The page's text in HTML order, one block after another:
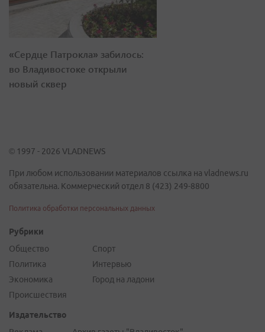
«Сердце Патрокла» забилось:
во Владивостоке открыли
новый сквер
© 1997 - 2026 VLADNEWS
При любом использовании материалов ссылка на vladnews.ru
обязательна. Коммерческий отдел 8 (423) 249-8800
Политика обработки персональных данных
Рубрики
Общество
Политика
Экономика
Происшествия
Спорт
Интервью
Город на ладони
Издательство